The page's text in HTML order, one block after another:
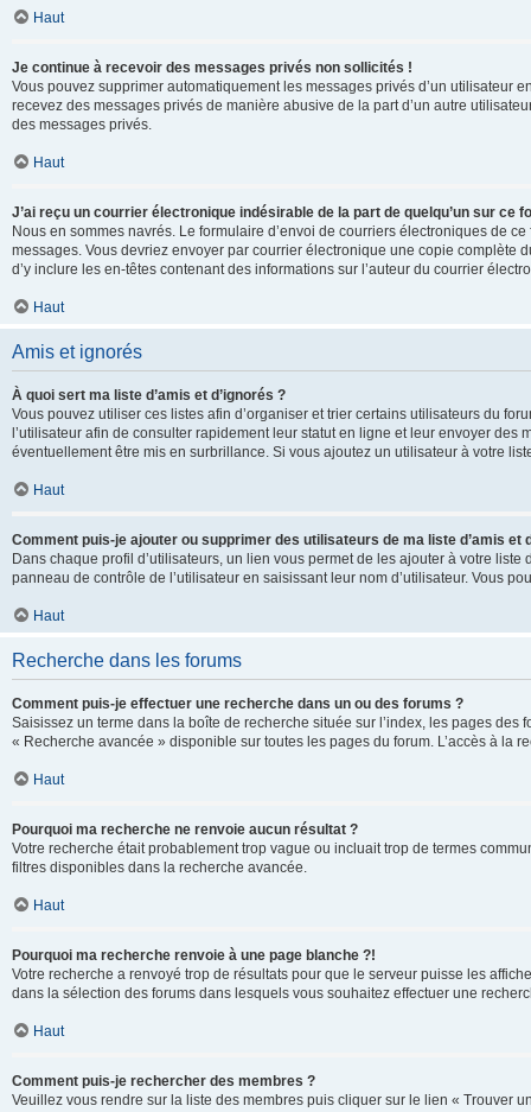
Haut
Je continue à recevoir des messages privés non sollicités !
Vous pouvez supprimer automatiquement les messages privés d’un utilisateur
recevez des messages privés de manière abusive de la part d’un autre
des messages privés.
Haut
J’ai reçu un courrier électronique indésirable de la part de quelqu’un sur ce
Nous en sommes navrés. Le formulaire d’envoi de courriers électroniques de
messages. Vous devriez envoyer par courrier électronique une copie complète
d’y inclure les en-têtes contenant des informations sur l’auteur du courrier
Haut
Amis et ignorés
À quoi sert ma liste d’amis et d’ignorés ?
Vous pouvez utiliser ces listes afin d’organiser et trier certains utilisateurs du
l’utilisateur afin de consulter rapidement leur statut en ligne et leur envoyer
éventuellement être mis en surbrillance. Si vous ajoutez un utilisateur à votre
Haut
Comment puis-je ajouter ou supprimer des utilisateurs de ma liste d’amis et
Dans chaque profil d’utilisateurs, un lien vous permet de les ajouter à votre
panneau de contrôle de l’utilisateur en saisissant leur nom d’utilisateur. Vous
Haut
Recherche dans les forums
Comment puis-je effectuer une recherche dans un ou des forums ?
Saisissez un terme dans la boîte de recherche située sur l’index, les pages
« Recherche avancée » disponible sur toutes les pages du forum. L’accès à la
Haut
Pourquoi ma recherche ne renvoie aucun résultat ?
Votre recherche était probablement trop vague ou incluait trop de termes
filtres disponibles dans la recherche avancée.
Haut
Pourquoi ma recherche renvoie à une page blanche ?!
Votre recherche a renvoyé trop de résultats pour que le serveur puisse les
dans la sélection des forums dans lesquels vous souhaitez effectuer une
Haut
Comment puis-je rechercher des membres ?
Veuillez vous rendre sur la liste des membres puis cliquer sur le lien « Trouver